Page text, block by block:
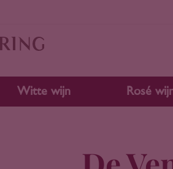
Witte wijn Rosé